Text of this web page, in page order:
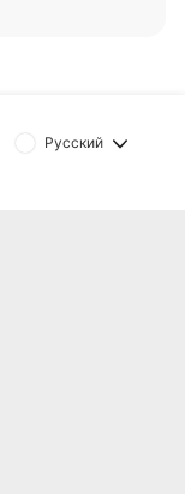
Русский